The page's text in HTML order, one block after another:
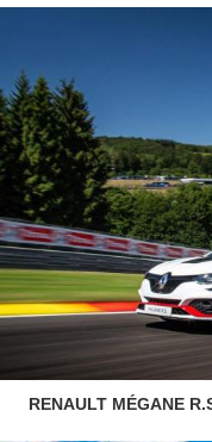
RENAULT MÉGANE